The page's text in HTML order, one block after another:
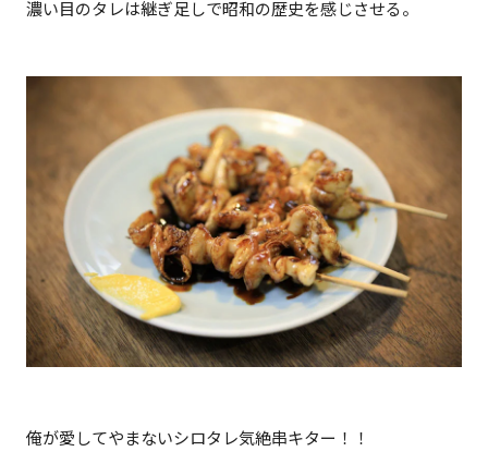
濃い目のタレは継ぎ足しで昭和の歴史を感じさせる。
俺が愛してやまないシロタレ気絶串キター！！